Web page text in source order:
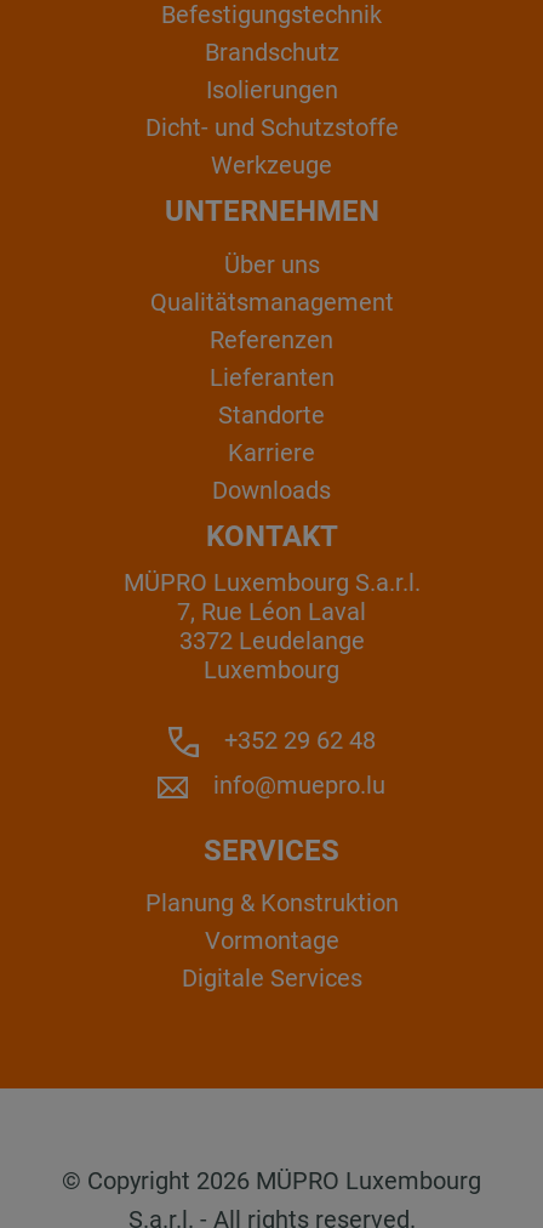
Befestigungstechnik
Brandschutz
Isolierungen
Dicht- und Schutzstoffe
Werkzeuge
UNTERNEHMEN
Über uns
Qualitätsmanagement
Referenzen
Lieferanten
Standorte
Karriere
Downloads
KONTAKT
MÜPRO Luxembourg S.a.r.l.
7, Rue Léon Laval
3372 Leudelange
Luxembourg
+352 29 62 48
info@muepro.lu
SERVICES
Planung & Konstruktion
Vormontage
Digitale Services
© Copyright 2026 MÜPRO Luxembourg
S.a.r.l. - All rights reserved.